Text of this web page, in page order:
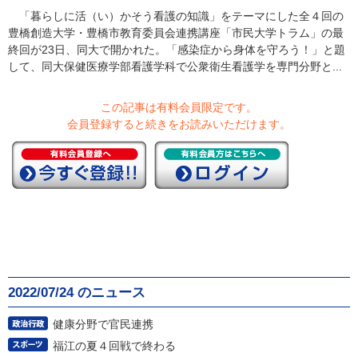
「暮らしに活（い）かそう看護の知識」をテーマにした全４回の
豊橋創造大学・豊橋市教育委員会連携講座「市民大学トラム」の最
終回が23日、同大で開かれた。「感染症から身体を守ろう！」と題
して、同大保健医療学部看護学科で公衆衛生看護学を専門分野と...
この記事は有料会員限定です。
会員登録すると続きをお読みいただけます。
2022/07/24 のニュース
健康分野で官民連携
福江の夏４回戦で終わる